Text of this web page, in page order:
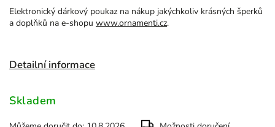
Elektronický dárkový poukaz na nákup jakýchkoliv krásných šperků
a doplňků na e-shopu www.ornamenti.cz.
Detailní informace
Skladem